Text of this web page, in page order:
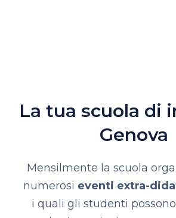
La tua scuola di
Genova
Mensilmente la scuola
numerosi eventi extra-
i quali gli studenti